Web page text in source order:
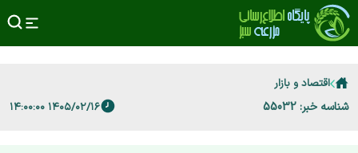
اقتصاد و بازار
شناسه خبر: 55032 ۱۴۰۵/۰۲/۱۶ ۱۴:۰۰:۰۰